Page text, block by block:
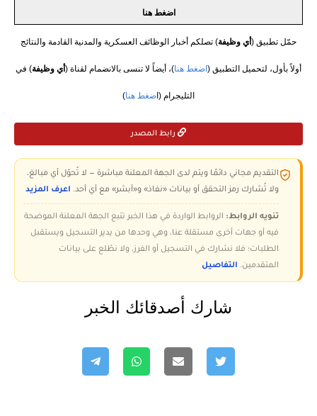
اضغط هنا
حمّل تطبيق ( أي وظيفة) تصلكم أخبار الوظائف العسكرية والمدنية القادمة والنتائج
أولاً بأول، لتحميل التطبيق ( اضغط هنا)، أيضاً لا تنسى بالانضمام لقناة ( أي وظيفة) في
التليجرام (ا ضغط هنا)
رابط المصدر
التقديم مجاني دائمًا ويتم لدى الجهة المعلنة مباشرة — لا تُحوّل أي مبالغ،
ولا تُشارك رمز التحقق أو بيانات «نفاذ» و«أبشر» مع أي أحد. اعرف المزيد
تنويه الروابط: الروابط الواردة في هذا الخبر تتبع الجهة المعلنة الموضحة
فيه أو جهات أخرى مستقلة عنا، وهي وحدها من يدير التسجيل ويستقبل
الطلبات؛ فلا نشارك في التسجيل أو الفرز، ولا نطّلع على بيانات
المتقدمين. التفاصيل
شارك أصدقائك الخبر